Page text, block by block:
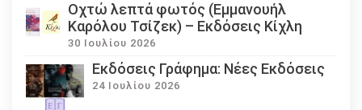
Οχτώ λεπτά φωτός (Εμμανουήλ
Καρόλου Τσίζεκ) – Εκδόσεις Κίχλη
30 Ιουλίου 2026
Εκδόσεις Γράφημα: Νέες Εκδόσεις
24 Ιουλίου 2026